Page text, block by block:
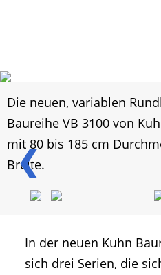
❮
Die neuen, variablen
Baureihe VB 3100 von
mit 80 bis 185 cm
Breite.
In der neuen Kuhn
sich drei Serien, die